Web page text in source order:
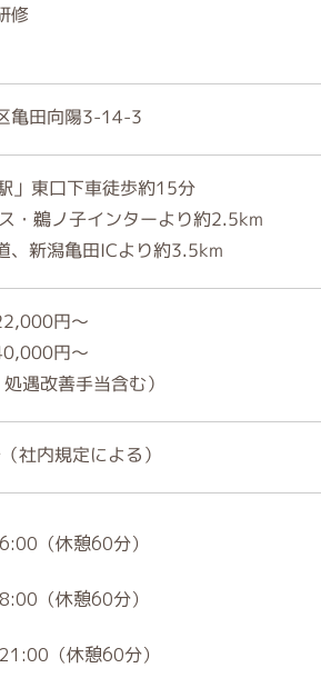
修
亀田向陽3-14-3
」東口下車徒歩約15分
・鵜ノ子インターより約2.5km
、新潟亀田ICより約3.5km
円～
円～
遇改善手当含む）
社内規定による）
（休憩60分）
（休憩60分）
（休憩60分）